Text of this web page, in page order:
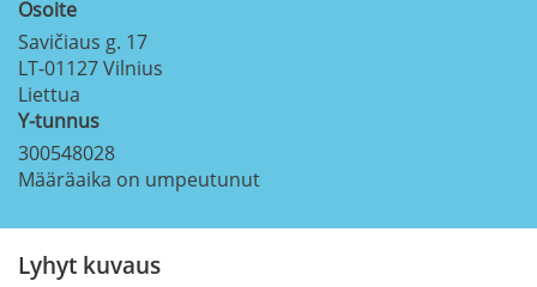
Osoite
Savičiaus g. 17
LT-01127Vilnius
Liettua
Y-tunnus
300548028
Määräaika on umpeutunut
Lyhyt kuvaus